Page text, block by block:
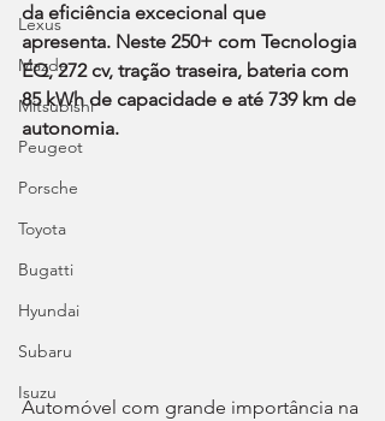
Lexus
Mazda
Mitsubishi
Peugeot
Porsche
Toyota
Bugatti
Hyundai
Subaru
Isuzu
da eficiência excecional que
apresenta. Neste 250+ com Tecnologia
EQ, 272 cv, tração traseira, bateria com
85 kWh de capacidade e até 739 km de
autonomia.
Automóvel com grande importância na